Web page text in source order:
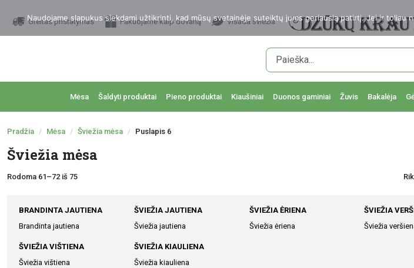
Greitas pristatymas Pakuojame kaip dovaną Visada šviežia
Mėsa Šaldyti produktai Pieno produktai Kiaušiniai Duonos gaminiai Žuvis Bakalėja
Pradžia Mėsa Šviežia mėsa Puslapis 6
Šviežia mėsa
Rodoma 61–72 iš 75
BRANDINTA JAUTIENA
Brandinta jautiena
ŠVIEŽIA JAUTIENA
Šviežia jautiena
ŠVIEŽIA ĖRIENA
Šviežia ėriena
ŠVIEŽIA
Šviežia
ŠVIEŽIA VIŠTIENA
Šviežia vištiena
ŠVIEŽIA KIAULIENA
Šviežia kiauliena
Naudojame slapukus siekdami užtikrinti, kad mūsų svetainėje suteiktų jums geriausią patirtį. Jei ir toliau